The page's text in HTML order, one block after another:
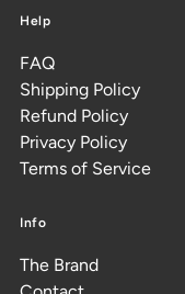
Help
FAQ
Shipping Policy
Refund Policy
Privacy Policy
Terms of Service
Info
The Brand